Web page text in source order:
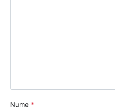
Nume *